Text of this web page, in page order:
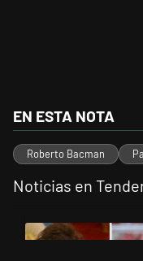
EN ESTA NOTA
Roberto Bacman
Noticias en
Un artículo de